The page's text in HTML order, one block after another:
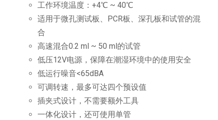
工作环境温度：+4℃ ~ 40℃
适用于微孔测试板、PCR板、深孔板和试管的混
合
高速混合0.2 ml ~ 50 ml的试管
低压12V电源，保障在潮湿环境中的使用安全
低运行噪音<65dBA
可调转速，最多可达四个预设值
插夹式设计，不需要额外工具
一体化设计，还可使用单管